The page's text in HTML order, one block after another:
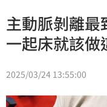
主動脈剝離最
一起床就該
2025/03/24 13:55:00